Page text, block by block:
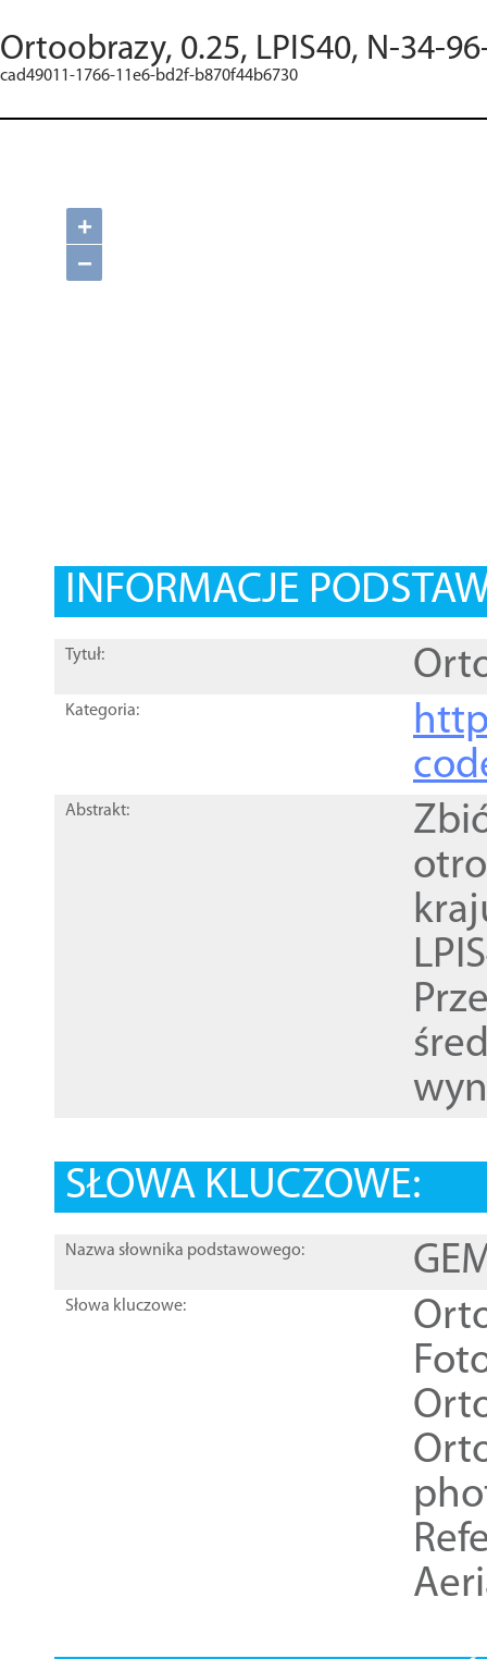
Ortoobrazy, 0.25, LPIS40, N-34-
cad49011-1766-11e6-bd2f-b870f44b6730
+
−
INFORMACJE
Tytuł:
Kategoria:
Abstrakt:
SŁOWA KLUCZOWE:
Nazwa słownika podstawowego:
Słowa kluczowe: